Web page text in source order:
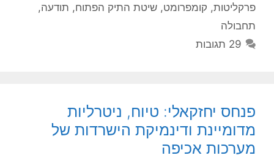
פרקליטות, קומפרומט, שיטת התיק הפתוח, תודעה,
תחבולה
29 תגובות
פנחס יחזקאלי: טיוח, ניטרליות
מדומיינת ודינמיקת הישרדות של
מערכות אכיפה